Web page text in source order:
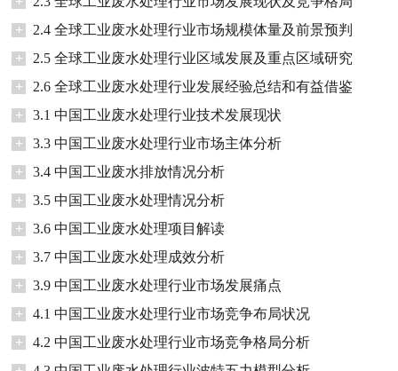
+
2.4 全球工业废水处理行业市场规模体量及前景预判
+
2.5 全球工业废水处理行业区域发展及重点区域研究
+
2.6 全球工业废水处理行业发展经验总结和有益借鉴
+
3.1 中国工业废水处理行业技术发展现状
+
3.3 中国工业废水处理行业市场主体分析
+
3.4 中国工业废水排放情况分析
+
3.5 中国工业废水处理情况分析
+
3.6 中国工业废水处理项目解读
+
3.7 中国工业废水处理成效分析
+
3.9 中国工业废水处理行业市场发展痛点
+
4.1 中国工业废水处理行业市场竞争布局状况
+
4.2 中国工业废水处理行业市场竞争格局分析